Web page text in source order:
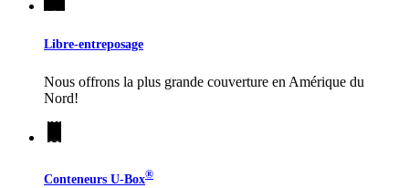
Libre-entreposage
Nous offrons la plus grande couverture en Amérique du
Nord!
Conteneurs U-Box®